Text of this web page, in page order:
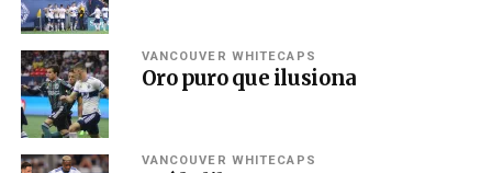
VANCOUVER WHITECAPS
Oro puro que ilusiona
VANCOUVER WHITECAPS